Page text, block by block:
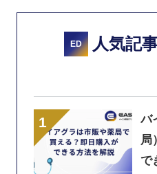
ED 人気記
バ
局
で